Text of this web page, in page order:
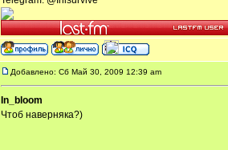
Добавлено: Сб Май 30, 2009 12:39 am
In_bloom
Чтоб наверняка?)